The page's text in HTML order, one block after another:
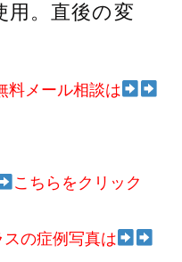
用。直後の変
料メール相談は
こちらをクリック
の症例写真は